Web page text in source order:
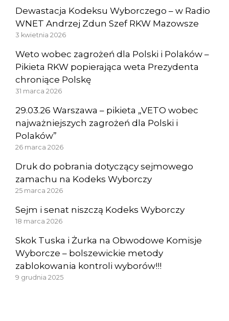
Dewastacja Kodeksu Wyborczego – w Radio
WNET Andrzej Zdun Szef RKW Mazowsze
3 kwietnia 2026
Weto wobec zagrożeń dla Polski i Polaków –
Pikieta RKW popierająca weta Prezydenta
chroniące Polskę
31 marca 2026
29.03.26 Warszawa – pikieta „VETO wobec
najważniejszych zagrożeń dla Polski i
Polaków”
26 marca 2026
Druk do pobrania dotyczący sejmowego
zamachu na Kodeks Wyborczy
25 marca 2026
Sejm i senat niszczą Kodeks Wyborczy
18 marca 2026
Skok Tuska i Żurka na Obwodowe Komisje
Wyborcze – bolszewickie metody
zablokowania kontroli wyborów!!!
9 grudnia 2025